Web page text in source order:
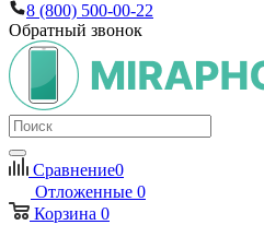
8 (800) 500-00-22
Обратный звонок
Сравнение0
Отложенные 0
Корзина 0